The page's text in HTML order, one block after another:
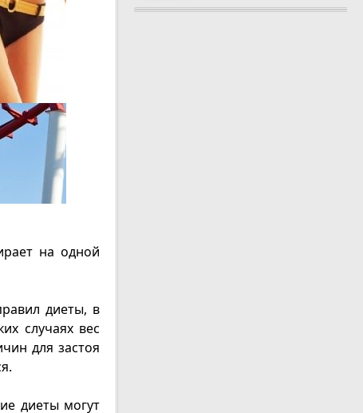
на одной
диеты, в
случаях вес
для застоя
диеты могут